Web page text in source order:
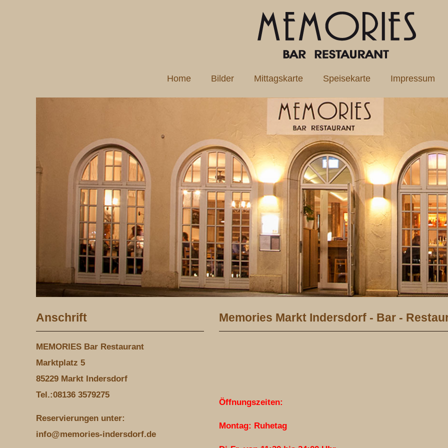
Home Bilder Mittagskarte Speisekarte Impressum
Anschrift
MEMORIES Bar Restaurant
Marktplatz 5
85229 Markt Indersdorf
Tel.:08136 3579275
Reservierungen unter:
info@memories-indersdorf.de
Memories Markt Indersdorf - Bar -
Öffnungszeiten:
Montag: Ruhetag